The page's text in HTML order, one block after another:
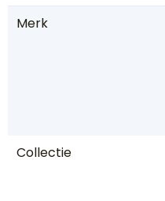
Merk
Collectie